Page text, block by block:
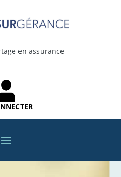
en assurance